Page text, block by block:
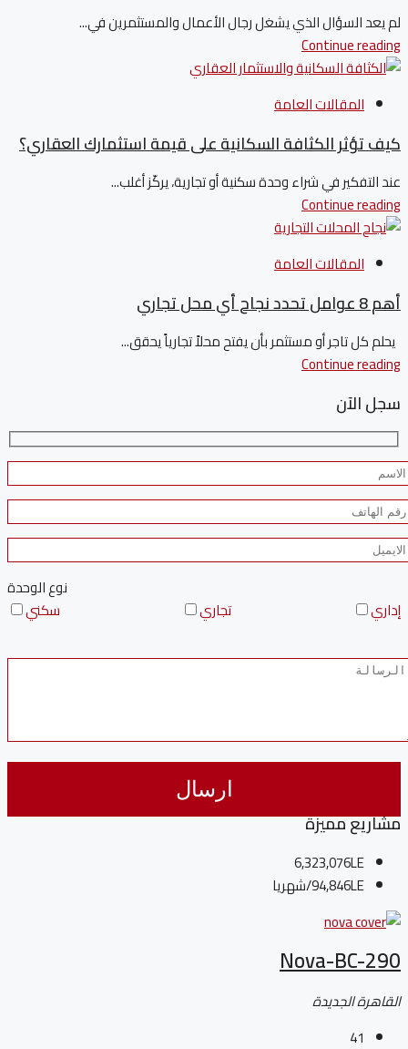
لم يعد السؤال الذي يشغل رجال الأعمال والمستثمرين في...
Continue reading
المقالات العامة
كيف تؤثر الكثافة السكانية على قيمة استثمارك العقاري؟
عند التفكير في شراء وحدة سكنية أو تجارية، يركّز أغلب...
Continue reading
المقالات العامة
أهم 8 عوامل تحدد نجاح أي محل تجاري
يحلم كل تاجر أو مستثمر بأن يفتح محلاً تجارياً يحقق...
Continue reading
سجل الآن
نوع الوحدة
سكني
تجاري إداري
مشاريع مميزة
6,323,076LE
94,846LE/شهريا
Nova-BC-290
القاهرة الجديدة
41